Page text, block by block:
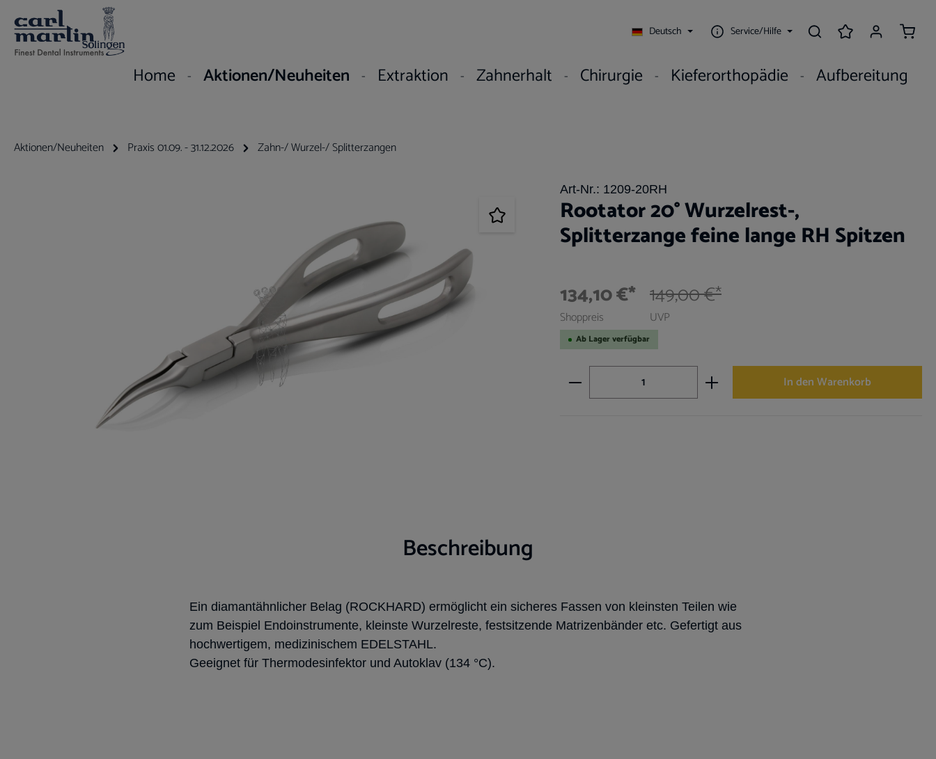
Hauptinhalt springen
Zur Hauptnavigation springen
Deutsch Service/Hilfe
Home Aktionen/Neuheiten Extraktion Zahnerhalt Chirurgie Kieferorthopädie Aufbereitung
Aktionen/Neuheiten Praxis 01.09. - 31.12.2026 Zahn-/ Wurzel-/ Splitterzangen
Art-Nr.: 1209-20RH
Rootator 20° Wurzelrest-,
Splitterzange feine lange RH Spitzen
134,10 €*
Shoppreis
149,00 €*
UVP
Ab Lager verfügbar
Produkt Anzahl: Gib den gewünschten Wert ein oder
In den Warenkorb
Beschreibung
Ein diamantähnlicher Belag (ROCKHARD) ermöglicht ein sicheres Fassen von kleinsten Teilen wie
zum Beispiel Endoinstrumente, kleinste Wurzelreste, festsitzende Matrizenbänder etc. Gefertigt aus
hochwertigem, medizinischem EDELSTAHL.
Geeignet für Thermodesinfektor und Autoklav (134 °C).